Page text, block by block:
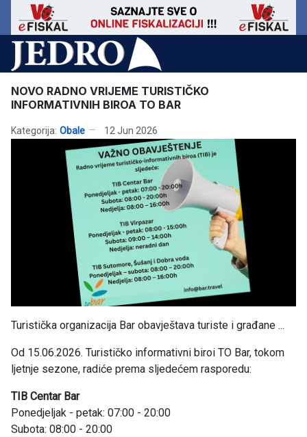
NOVO RADNO VRIJEME TURISTIČKO
INFORMATIVNIH BIROA TO BAR
Kategorija: Obale 12 Jun 2026
Turistička organizacija Bar obavještava turiste i građane ...
Od 15.06.2026. Turističko informativni biroi TO Bar, tokom
ljetnje sezone, radiće prema sljedećem rasporedu:
TIB Centar Bar
Ponedjeljak - petak: 07:00 - 20:00
Subota: 08:00 - 20:00